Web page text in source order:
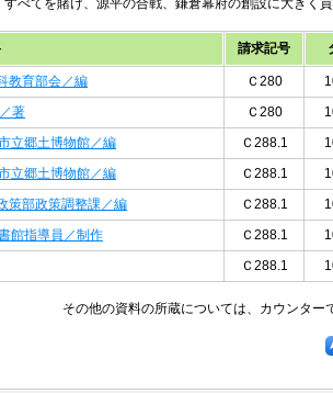
べてを賭け、源平の合戦、鎌倉幕府の創設に大きく貢
請求記号
教育部会／編 Ｃ280
著
Ｃ280
立郷土博物館／編
Ｃ288.1
立郷土博物館／編
Ｃ288.1
策部政策調整課／編
Ｃ288.1
館指導員／制作
Ｃ288.1
Ｃ288.1
その他の資料の所蔵については、カウンター